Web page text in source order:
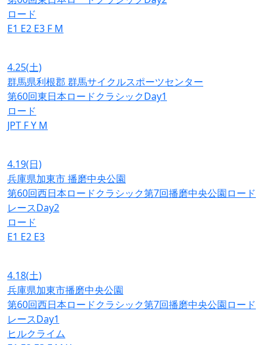
ロード
E1 E2 E3 F M
4.25(土)
群馬県利根郡 群馬サイクルスポーツセンター
第60回東日本ロードクラシックDay1
ロード
JPT FY M
4.19(日)
兵庫県加東市 播磨中央公園
第60回西日本ロードクラシック第7回播磨中央公園ロード
レースDay2
ロード
E1 E2 E3
4.18(土)
兵庫県加東市播磨中央公園
第60回西日本ロードクラシック第7回播磨中央公園ロード
レースDay1
ヒルクライム